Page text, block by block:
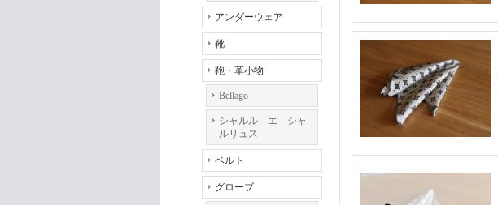
アンダーウェア
靴
鞄・革小物
Bellago
シャルル エ シャ
ルリュス
ベルト
グローブ